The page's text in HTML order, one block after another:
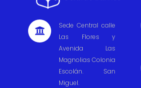

Sede Central calle
Las Flores y
Avenida Las
Magnolias Colonia
Escolán. San
Miguel.